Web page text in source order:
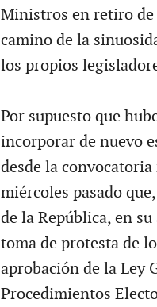
Ministros en retiro de
camino de la
los propios
Por supuesto que
incorporar de nuevo
desde la
miércoles pasado
de la República, en
toma de protesta de
aprobación de la Ley
Procedimientos